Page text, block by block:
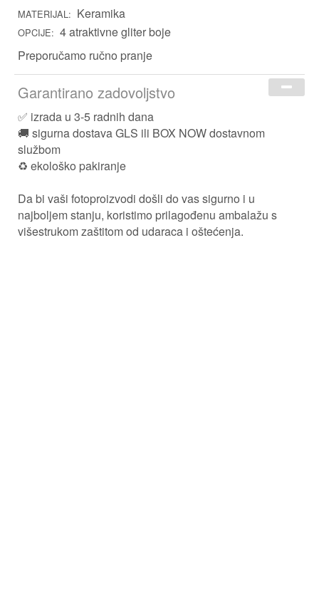
Za Kuma i Kumu
Kućni ljubimci
Za Nju
Za Njega
Za Djecu
Prigoda
Škola
Rođendan
Čestit Božić i sretna Nova
MATERIJAL: Keramika
OPCIJE: 4 atraktivne gliter boje
Preporučamo ručno pranje
Garantirano zadovoljstvo
✅ izrada u 3-5 radnih dana
🚚 sigurna dostava GLS ili BOX NOW dostavnom
službom
♻️ ekološko pakiranje
Da bi vaši fotoproizvodi došli do vas sigurno i u
najboljem stanju, koristimo prilagođenu ambalažu s
višestrukom zaštitom od udaraca i oštećenja.